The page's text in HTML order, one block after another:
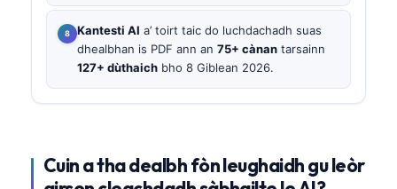
Kantesti AI a’ toirt taic do luchdachadh suas
dhealbhan is PDF ann an 75+ cànan tarsainn
127+ dùthaich bho 8 Giblean 2026.
Cuin a tha dealbh fòn leughaidh gu leòr